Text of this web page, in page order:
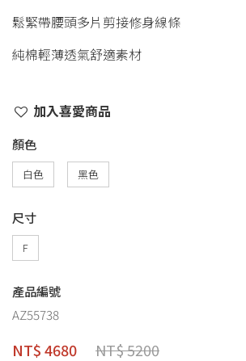
鬆緊帶腰頭多片剪接修身線條
純棉輕薄透氣舒適素材
加入喜愛商品
顏色
白色 黑色
尺寸
F
產品編號
AZ55738
NT$ 4680 NT$ 5200